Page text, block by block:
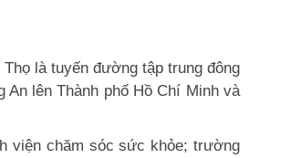
là tuyến đường tập trung đông
lên Thành phố Hồ Chí Minh và
viện chăm sóc sức khỏe; trường